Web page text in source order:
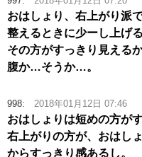
おはしょり、右上がり派で
整えるときに少ーし上げる
その方がすっきり見え
腹か…そうか…。
998: 2018年01月12日 07:46
おはしょりは短めの方が
右上がりの方が、おはし
からすっきり感あるし。